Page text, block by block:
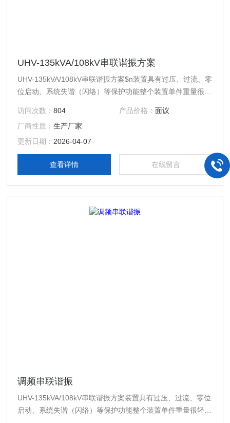
UHV-135kVA/108kV串联谐振方案
UHV-135kVA/108kV串联谐振方案$n装置具有过压、过流、零
位启动、系统失谐（闪络）等保护功能整个装置单件重量很
访问次数：804 产品价格： 面议
厂商性质：生产厂家
更新日期： 2026-04-07
查看详情 在线留言
调频串联谐振
UHV-135kVA/108kV串联谐振方案装置具有过压、过流、零位
启动、系统失谐（闪络）等保护功能整个装置单件重量很轻，